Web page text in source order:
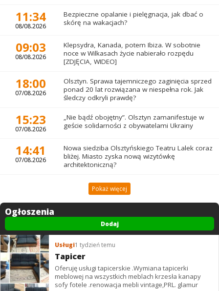
11:34
08/08.2026
Bezpieczne opalanie i pielęgnacja, jak dbać o
skórę na wakacjach?
09:03
08/08.2026
Klepsydra, Kanada, potem Ibiza. W sobotnie
noce w Wilkasach życie nabierało rozpędu
[ZDJĘCIA, WIDEO]
18:00
07/08.2026
Olsztyn. Sprawa tajemniczego zaginięcia sprzed
ponad 20 lat rozwiązana w niespełna rok. Jak
śledczy odkryli prawdę?
15:23
07/08.2026
„Nie bądź obojętny”. Olsztyn zamanifestuje w
geście solidarności z obywatelami Ukrainy
14:41
07/08.2026
Nowa siedziba Olsztyńskiego Teatru Lalek coraz
bliżej. Miasto zyska nową wizytówkę
architektoniczną?
Pokaż więcej
Ogłoszenia
Dodaj
Usługi1 tydzień temu
Tapicer
Oferuję usługi tapicerskie .Wymiana tapicerki
meblowej na wszystkich meblach krzesła kanapy
sofy fotele .renowacja mebli vintage,PRL. glamur